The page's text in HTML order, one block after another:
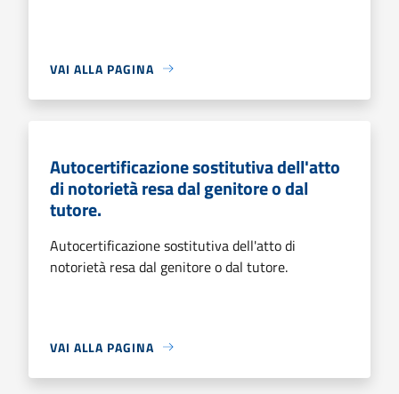
VAI ALLA PAGINA
Autocertificazione sostitutiva dell'atto
di notorietà resa dal genitore o dal
tutore.
Autocertificazione sostitutiva dell'atto di
notorietà resa dal genitore o dal tutore.
VAI ALLA PAGINA